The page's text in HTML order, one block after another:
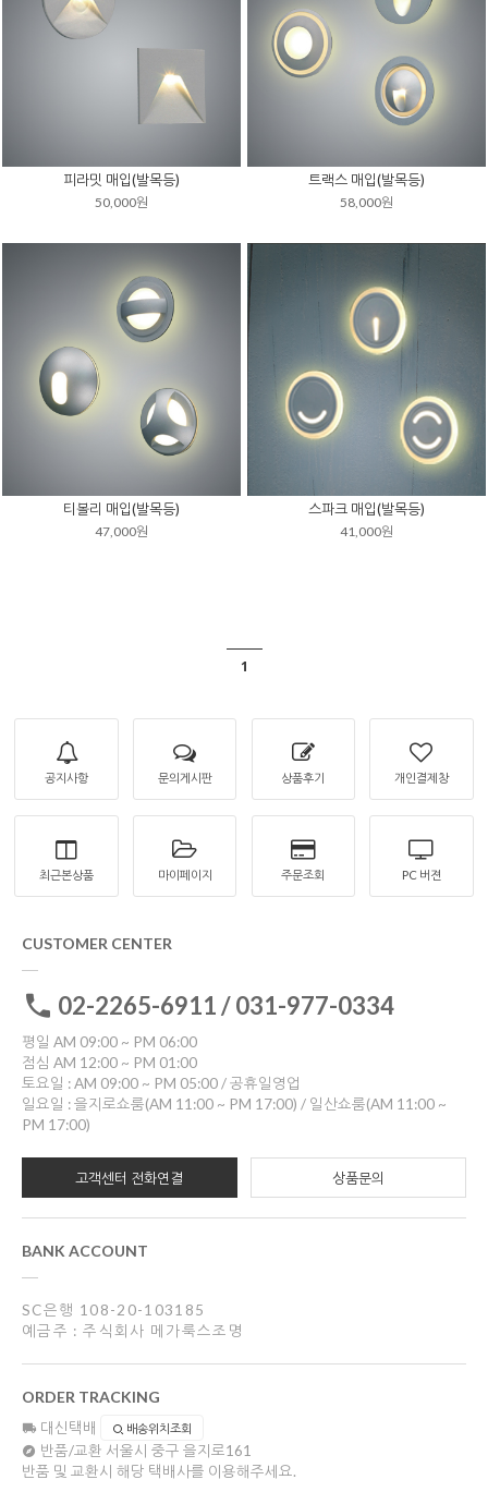
피라밋 매입(발목등)
50,000원
트랙스 매입(발목등)
58,000원
티볼리 매입(발목등)
47,000원
스파크 매입(발목등)
41,000원
1
공지사항 문의게시판 상품후기 개인결제창
최근본상품 마이페이지 주문조회 PC 버젼
CUSTOMER CENTER
02-2265-6911 / 031-977-0334
평일 AM 09:00 ~ PM 06:00
점심 AM 12:00 ~ PM 01:00
토요일 : AM 09:00 ~ PM 05:00 / 공휴일영업
일요일 : 을지로쇼룸(AM 11:00 ~ PM 17:00) / 일산쇼룸(AM 11:00 ~
PM 17:00)
고객센터 전화연결 상품문의
BANK ACCOUNT
SC은행 108-20-103185
예금주 : 주식회사 메가룩스조명
ORDER TRACKING
대신택배 배송위치조회
반품/교환 서울시 중구 을지로161
반품 및 교환시 해당 택배사를 이용해주세요.